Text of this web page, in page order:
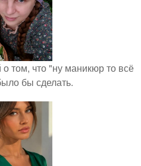
том, что "ну маникюр то всё
бы сделать.